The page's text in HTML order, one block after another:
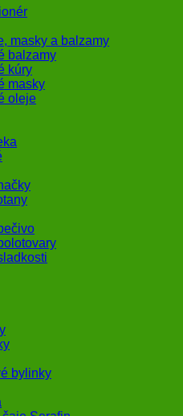
masky a balzamy
balzamy
kúry
masky
oleje
bylinky